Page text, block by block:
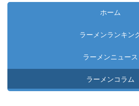
ホーム
ラーメンランキン
ラーメンニュース
ラーメンコラム